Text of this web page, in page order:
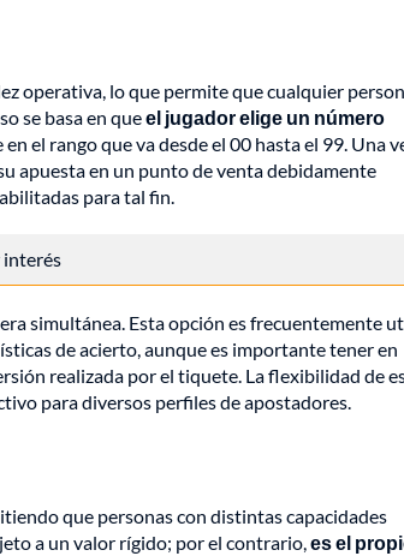
operativa, lo que permite que cualquier
se basa en queel jugador elige un número
el rango que va desde el 00 hasta el 99. Una
apuesta en un punto de venta debidamente
para tal fin.
interés
simultánea. Esta opción es frecuentemente
de acierto, aunque es importante tener en
realizada por el tiquete. La flexibilidad de
para diversos perfiles de apostadores.
que personas con distintas capacidades
a un valor rígido; por el contrario,es el